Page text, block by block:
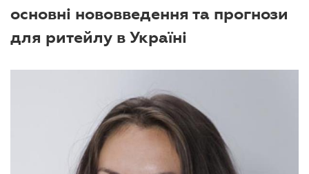
основні нововведення та прогнози
для ритейлу в Україні